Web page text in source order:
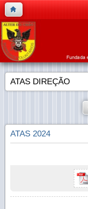
ATAS DIREÇÃO
ATAS 2024